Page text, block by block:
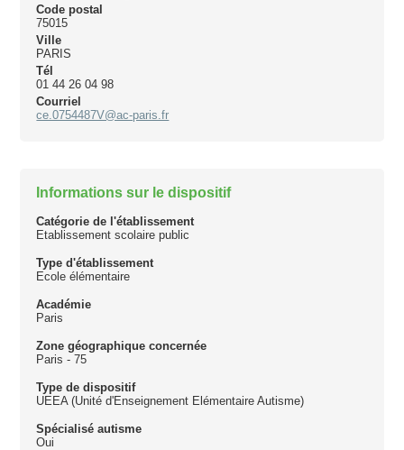
Code postal
75015
Ville
PARIS
Tél
01 44 26 04 98
Courriel
ce.0754487V@ac-paris.fr
Informations sur le dispositif
Catégorie de l'établissement
Etablissement scolaire public
Type d'établissement
Ecole élémentaire
Académie
Paris
Zone géographique concernée
Paris - 75
Type de dispositif
UEEA (Unité d'Enseignement Elémentaire Autisme)
Spécialisé autisme
Oui